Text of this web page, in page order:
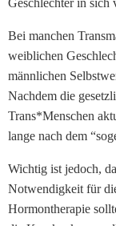
Bei manchen
weiblichen
männlichen
Nachdem die
Trans*Menschen
lange nach dem
Wichtig ist jedoch,
Notwendigkeit für
Hormontherapie